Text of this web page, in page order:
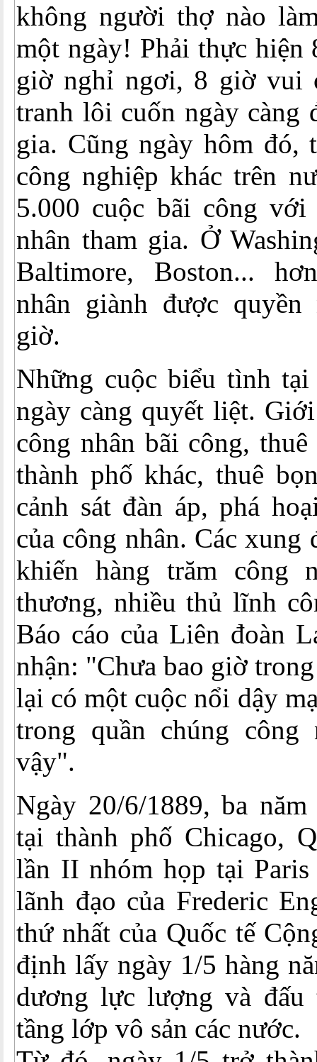
không người thợ nào
một ngày! Phải thực hiện
giờ nghỉ ngơi, 8 giờ vui
tranh lôi cuốn ngày càng
gia. Cũng ngày hôm đó,
công nghiệp khác trên
5.000 cuộc bãi công
nhân tham gia. Ở
Baltimore, Boston...
nhân giành được
giờ.
Những cuộc biểu tình
ngày càng quyết liệt.
công nhân bãi công,
thành phố khác, thuê
cảnh sát đàn áp, phá
của công nhân. Các
khiến hàng trăm công
thương, nhiều thủ lĩnh
Báo cáo của Liên đoàn
nhận: "Chưa bao giờ
lại có một cuộc nổi dậy
trong quần chúng công
vậy".
Ngày 20/6/1889, ba
tại thành phố Chicago,
lần II nhóm họp tại
lãnh đạo của Frederic
thứ nhất của Quốc tế
định lấy ngày 1/5 hàng
dương lực lượng và đấu
tầng lớp vô sản các nước.